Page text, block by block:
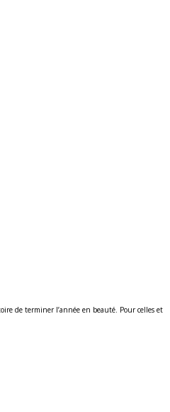
de terminer l’année en beauté. Pour celles et